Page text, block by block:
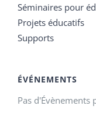
Séminaires pour
Projets éducatifs
Supports
ÉVÉNEMENTS
Pas